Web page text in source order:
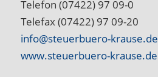
Telefon (07422) 97 09-0
Telefax (07422) 97 09-20
info@steuerbuero-krause.de
www.steuerbuero-krause.de